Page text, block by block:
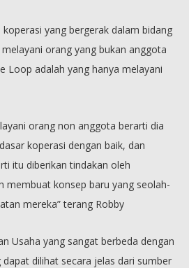
yang bergerak dalam bidang
orang yang bukan anggota
Loop adalah yang hanya melayani
orang non anggota berarti dia
koperasi dengan baik, dan
itu diberikan tindakan oleh
membuat konsep baru yang seolah-
mereka” terang Robby
Usaha yang sangat berbeda dengan
dilihat secara jelas dari sumber